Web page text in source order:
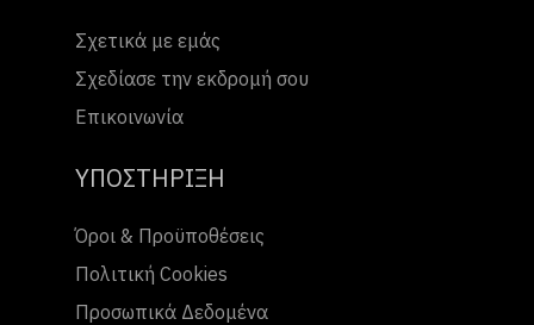
Σχετικά με εμάς
Σχεδίασε την εκδρομή σου
Επικοινωνία
ΥΠΟΣΤΗΡΙΞΗ
Όροι & Προϋποθέσεις
Πολιτική Cookies
Προσωπικά Δεδομένα